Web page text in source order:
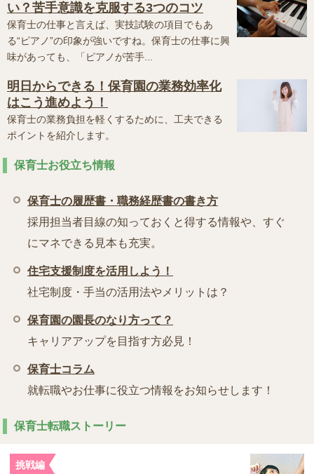
い？苦手意識を克服する3つのコツ
保育士の仕事と言えば、実技試験の項目でもあ
る“ピアノ”の印象が強いですね。保育士の仕事に興
味があっても、「ピアノが苦手...
明日からできる！保育園の業務効率化
はこう進めよう！
保育士の業務負担を軽くするために、工夫できる
ポイントを紹介します。
保育士お役立ち情報
保育士の履歴書・職務経歴書の書き方
採用担当者目線の知っておくと得する情報や、すぐ
にマネできる見本も充実。
住宅支援制度を活用しよう！
社宅制度・手当の活用法やメリットは？
保育園の園長のなり方って？
キャリアアップを目指す方必見！
保育士コラム
就転職やお仕事に役立つ情報をお知らせします！
保育士転職ストーリー
挑戦編